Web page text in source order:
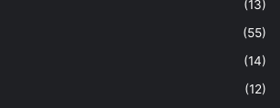
(13)
(55)
(14)
(12)